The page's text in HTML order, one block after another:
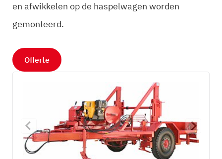
en afwikkelen op de haspelwagen worden
gemonteerd.
Offerte